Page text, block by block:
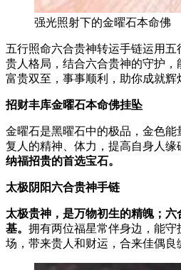
强光照射下的金曜石本命佛
五行照命六合贵神转运手链运用
贵人格局，结合六合贵神的守护
富贵双至，事事顺利，助你成就辉
招财丰库金曜石本命佛挂坠
金曜石是黑曜石中的极品，金色
复人的精神、体力，提高自身人缘
纳福招贵的首选宝石。
太极阴阳六合贵神手链
太极贵神，是万物初生的精魄；
基。 拥有两位福星常伴身边，能
场，带来贵人和财运，合来佳偶良